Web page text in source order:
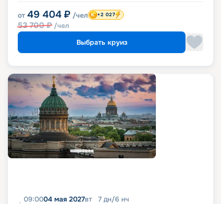
от 49 404 ₽ /чел
53 700₽ /чел
+2 027
Выбрать круиз
09:0004 мая 2027вт 7 дн/6 нч